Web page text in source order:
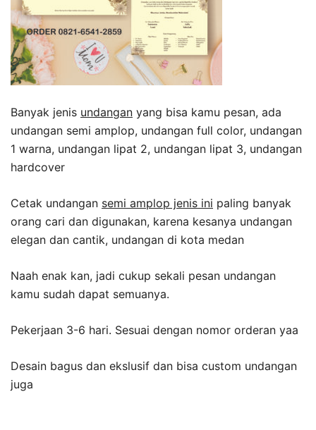
Banyak jenis undangan yang bisa kamu pesan, ada
undangan semi amplop, undangan full color, undangan
1 warna, undangan lipat 2, undangan lipat 3, undangan
hardcover
Cetak undangan semi amplop jenis ini paling banyak
orang cari dan digunakan, karena kesanya undangan
elegan dan cantik, undangan di kota medan
Naah enak kan, jadi cukup sekali pesan undangan
kamu sudah dapat semuanya.
Pekerjaan 3-6 hari. Sesuai dengan nomor orderan yaa
Desain bagus dan ekslusif dan bisa custom undangan
juga